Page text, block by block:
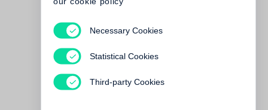
Halldór Laxness
Hallódor Laxness - Sein Werk -
Taschenbibliothek
Out of print
Necessary Cookies
Statistical Cookies
Third-party Cookies